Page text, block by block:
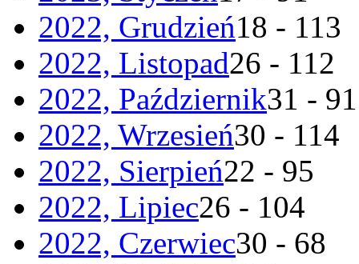
2022, Grudzień18 - 113
2022, Listopad26 - 112
2022, Październik31 - 91
2022, Wrzesień30 - 114
2022, Sierpień22 - 95
2022, Lipiec26 - 104
2022, Czerwiec30 - 68